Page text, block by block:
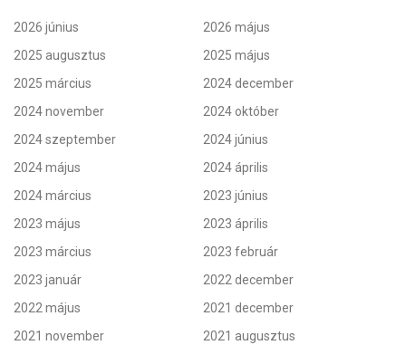
2026 június
2026 május
2025 augusztus
2025 május
2025 március
2024 december
2024 november
2024 október
2024 szeptember
2024 június
2024 május
2024 április
2024 március
2023 június
2023 május
2023 április
2023 március
2023 február
2023 január
2022 december
2022 május
2021 december
2021 november
2021 augusztus